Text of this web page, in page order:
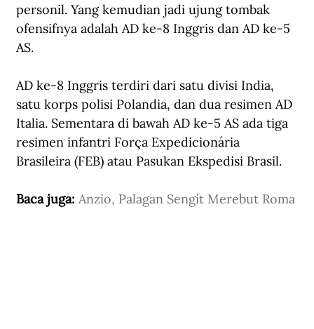
personil. Yang kemudian jadi ujung tombak
ofensifnya adalah AD ke-8 Inggris dan AD ke-5
AS.
AD ke-8 Inggris terdiri dari satu divisi India,
satu korps polisi Polandia, dan dua resimen AD
Italia. Sementara di bawah AD ke-5 AS ada tiga
resimen infantri Força Expedicionária
Brasileira (FEB) atau Pasukan Ekspedisi Brasil.
Baca juga: Anzio, Palagan Sengit Merebut Roma